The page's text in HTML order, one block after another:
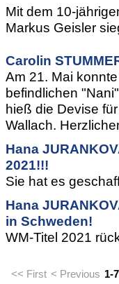
Mit dem 10-
Markus Geisler
Carolin
Am 21. Mai
befindlichen
hieß die Devise
Wallach.
Hana
2021!!!
Sie hat es
Hana
in Schweden!
WM-Titel 2021
<< First < Previous 1-7